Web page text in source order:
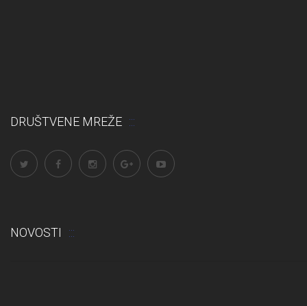
DRUŠTVENE MREŽE
NOVOSTI